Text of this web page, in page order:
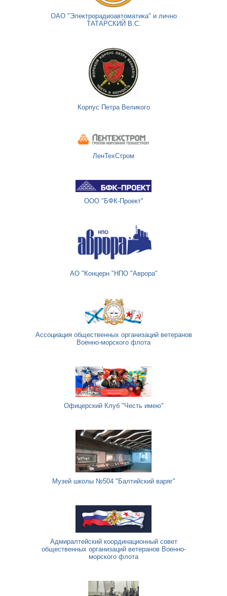
ОАО "Электрорадиоавтоматика" и лично
ТАТАРСКИЙ В.С.
Корпус Петра Великого
ЛенТехСтром
ООО "БФК-Проект"
АО "Концерн "НПО "Аврора"
Ассоциация общественных организаций ветеранов
Военно-морского флота
Офицерский Клуб "Честь имею"
Музей школы №504 "Балтийский варяг"
Адмиралтейский координационный совет
общественных организаций ветеранов Военно-
морского флота